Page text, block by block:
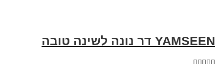
YAMSEEN דר נונה לשינה טובה